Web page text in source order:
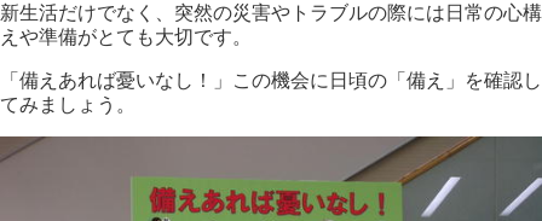
新生活だけでなく、突然の災害やトラブルの際には日常の心構
えや準備がとても大切です。
「備えあれば憂いなし！」この機会に日頃の「備え」を確認し
てみましょう。